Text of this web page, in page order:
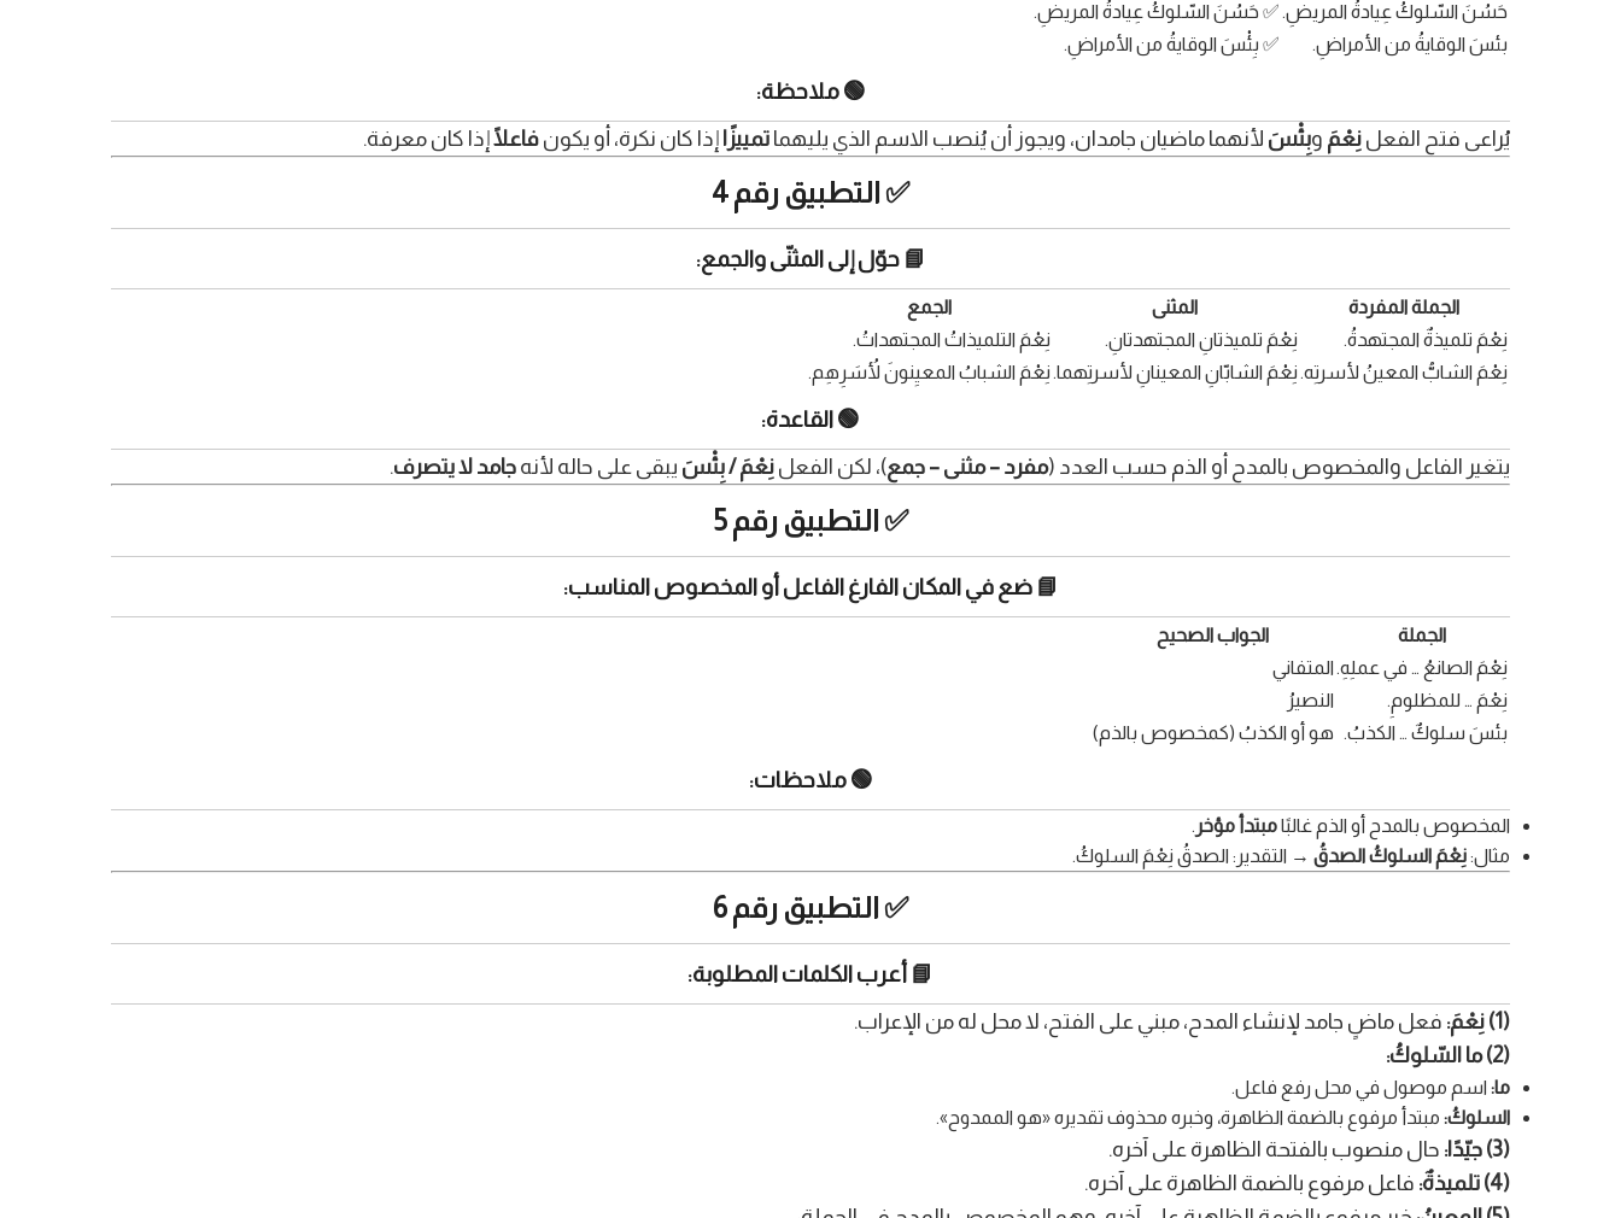
حَسُنَ السّلوكُ عِيادةُ المريضِ. ✅ حَسُنَ السّلوكُ عِيادةُ المريضِ.
بئسَ الوقايةُ من الأمراضِ.
✅ بِئْسَ الوقايةُ من الأمراضِ.
🟢 ملاحظة:
يُراعى فتح الفعلنِعْمَ وبِئْسَ لأنهما ماضيان جامدان، ويجوز أن يُنصب الاسم الذي يليهماتمييزًا إذا كان نكرة، أو يكونفاعلًاإذا كان معرفة.
✅ التطبيق رقم 4
📘 حوّل إلى المثنّى والجمع:
الجملة المفردة المثنى
الجمع
نِعْمَ تلميذةٌ المجتهدةُ.
نِعْمَ تلميذتانِ المجتهدتانِ.
نِعْمَ التلميذاتُ المجتهداتُ.
نِعْمَ الشابُّ المعينُ لأسرتِه. نِعْمَ الشابّانِ المعينانِ لأسرتِهما. نِعْمَ الشبابُ المعيِنونَ لأُسَرِهِم.
🟢 القاعدة:
يتغير الفاعل والمخصوص بالمدح أو الذم حسب العدد (مفرد – مثنى – جمع)، لكن الفعلنِعْمَ / بِئْسَ يبقى على حاله لأنهجامد لا يتصرف.
✅ التطبيق رقم 5
📘 ضع في المكان الفارغ الفاعل أو المخصوص المناسب:
الجملة
الجواب الصحيح
نِعْمَ الصانعُ … في عملِهِ. المتفاني
نِعْمَ … للمظلومِ.
النصيرُ
بئسَ سلوكٌ … الكذبُ. هو أو الكذبُ (كمخصوص بالذم)
🟢 ملاحظات:
المخصوص بالمدح أو الذم غالبًامبتدأ مؤخر .
مثال:نِعْمَ السلوكُ الصدقُ → التقدير: الصدقُ نِعْمَ السلوكُ.
✅ التطبيق رقم 6
📘 أعرب الكلمات المطلوبة:
(1) نِعْمَ:
فعل ماضٍ جامد لإنشاء المدح، مبني على الفتح، لا محل له من الإعراب.
(2) ما السّلوكُ:
ما: اسم موصول في محل رفع فاعل.
السلوكُ: مبتدأ مرفوع بالضمة الظاهرة، وخبره محذوف تقديره «هو الممدوح».
(3) جيّدًا:
حال منصوب بالفتحة الظاهرة على آخره.
(4) تلميذةٌ:
فاعل مرفوع بالضمة الظاهرة على آخره.